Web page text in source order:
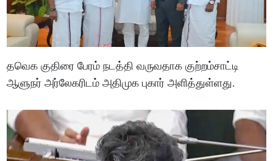
தவெக குதிரை பேரம் நடத்தி வருவதாக குற்றம்சாட்டி
ஆளுநர் அர்லேகரிடம் அதிமுக புகார் அளித்துள்ளது.